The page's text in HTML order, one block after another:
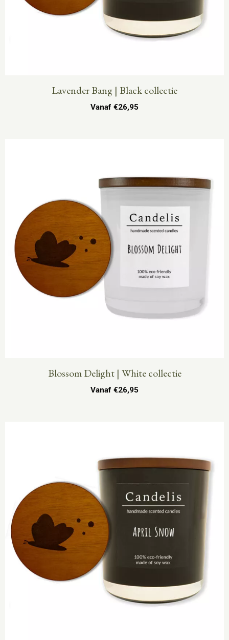
Lavender Bang | Black collectie
Vanaf €26,95
Blossom Delight | White collectie
Vanaf €26,95